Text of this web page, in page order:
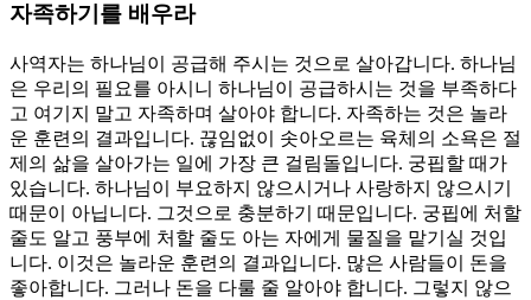
자족하기를 배우라
사역자는 하나님이 공급해 주시는 것으로 살아갑니다. 하나님
은 우리의 필요를 아시니 하나님이 공급하시는 것을 부족하다
고 여기지 말고 자족하며 살아야 합니다. 자족하는 것은 놀라
운 훈련의 결과입니다. 끊임없이 솟아오르는 육체의 소욕은 절
제의 삶을 살아가는 일에 가장 큰 걸림돌입니다. 궁핍할 때가
있습니다. 하나님이 부요하지 않으시거나 사랑하지 않으시기
때문이 아닙니다. 그것으로 충분하기 때문입니다. 궁핍에 처할
줄도 알고 풍부에 처할 줄도 아는 자에게 물질을 맡기실 것입
니다. 이것은 놀라운 훈련의 결과입니다. 많은 사람들이 돈을
좋아합니다. 그러나 돈을 다룰 줄 알아야 합니다. 그렇지 않으